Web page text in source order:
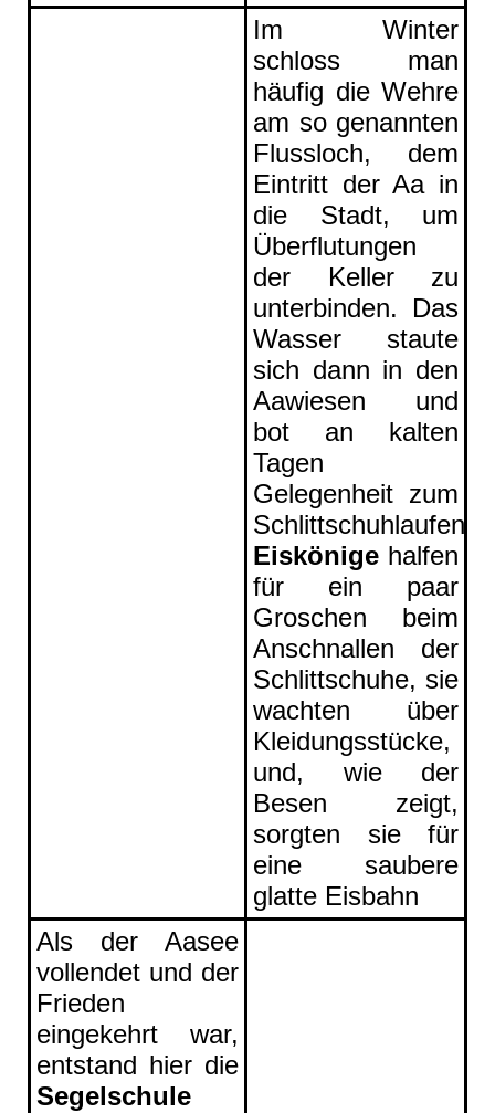
Im Winter
schloss man
häufig die Wehre
am so genannten
Flussloch, dem
Eintritt der Aa in
die Stadt, um
Überflutungen
der Keller zu
unterbinden. Das
Wasser staute
sich dann in den
Aawiesen und
bot an kalten
Tagen
Gelegenheit zum
Schlittschuhlaufen.
Eiskönige halfen
für ein paar
Groschen beim
Anschnallen der
Schlittschuhe, sie
wachten über
Kleidungsstücke,
und, wie der
Besen zeigt,
sorgten sie für
eine saubere
glatte Eisbahn
Als der Aasee
vollendet und der
Frieden
eingekehrt war,
entstand hier die
Segelschule